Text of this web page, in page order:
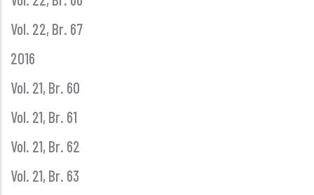
Vol. 22, Br. 67
2016
Vol. 21, Br. 60
Vol. 21, Br. 61
Vol. 21, Br. 62
Vol. 21, Br. 63